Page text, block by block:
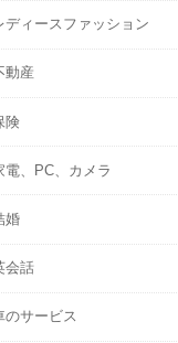
ディースファッション
動産
険
電、PC、カメラ
婚
会話
のサービス